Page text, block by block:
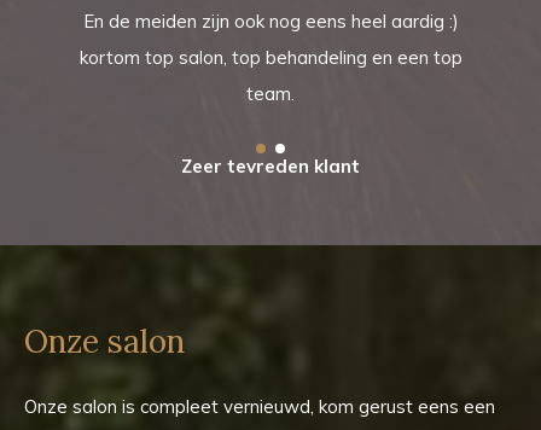
En de meiden zijn ook nog eens heel aardig :)
kortom top salon, top behandeling en een top
team.
Zeer tevreden klant
Onze salon
Onze salon is compleet vernieuwd, kom gerust eens een